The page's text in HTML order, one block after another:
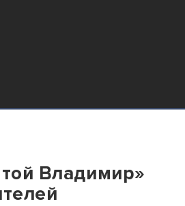
Владимир»